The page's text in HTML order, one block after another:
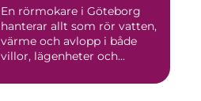
En rörmokare i Göteborg
hanterar allt som rör vatten,
värme och avlopp i både
villor, lägenheter och...